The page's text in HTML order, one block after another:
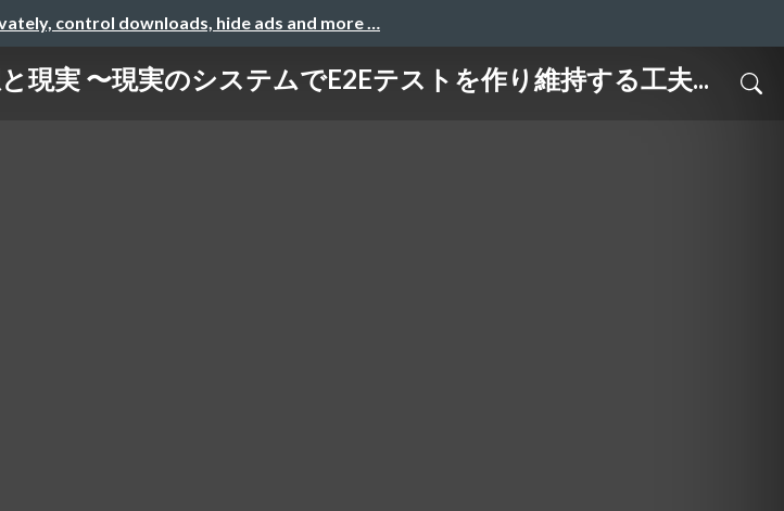
control downloads, hide ads and more …
現実 〜現実のシステムでE2Eテストを作り維持する工夫...